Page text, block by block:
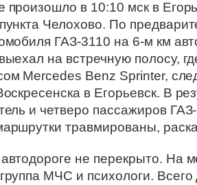
произошло в 10:10 мск в
Челохово. По
ГАЗ-3110 на 6-м км
на встречную полосу,
Mercedes Benz Sprinter,
в Егорьевск. В
и четверо пассажиров
травмированы,
не перекрыто. На
МЧС и психологи.